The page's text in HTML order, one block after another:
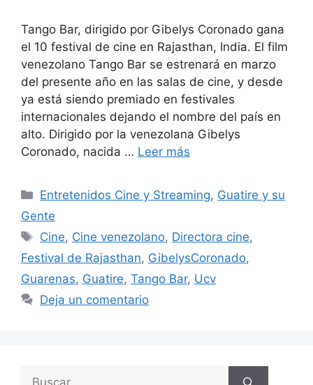
Tango Bar, dirigido por Gibelys Coronado gana
el 10 festival de cine en Rajasthan, India. El film
venezolano Tango Bar se estrenará en marzo
del presente año en las salas de cine, y desde
ya está siendo premiado en festivales
internacionales dejando el nombre del país en
alto. Dirigido por la venezolana Gibelys
Coronado, nacida … Leer más
Entretenidos Cine y Streaming, Guatire y su
Gente
Cine, Cine venezolano, Directora cine,
Festival de Rajasthan, GibelysCoronado,
Guarenas, Guatire, Tango Bar, Ucv
Deja un comentario